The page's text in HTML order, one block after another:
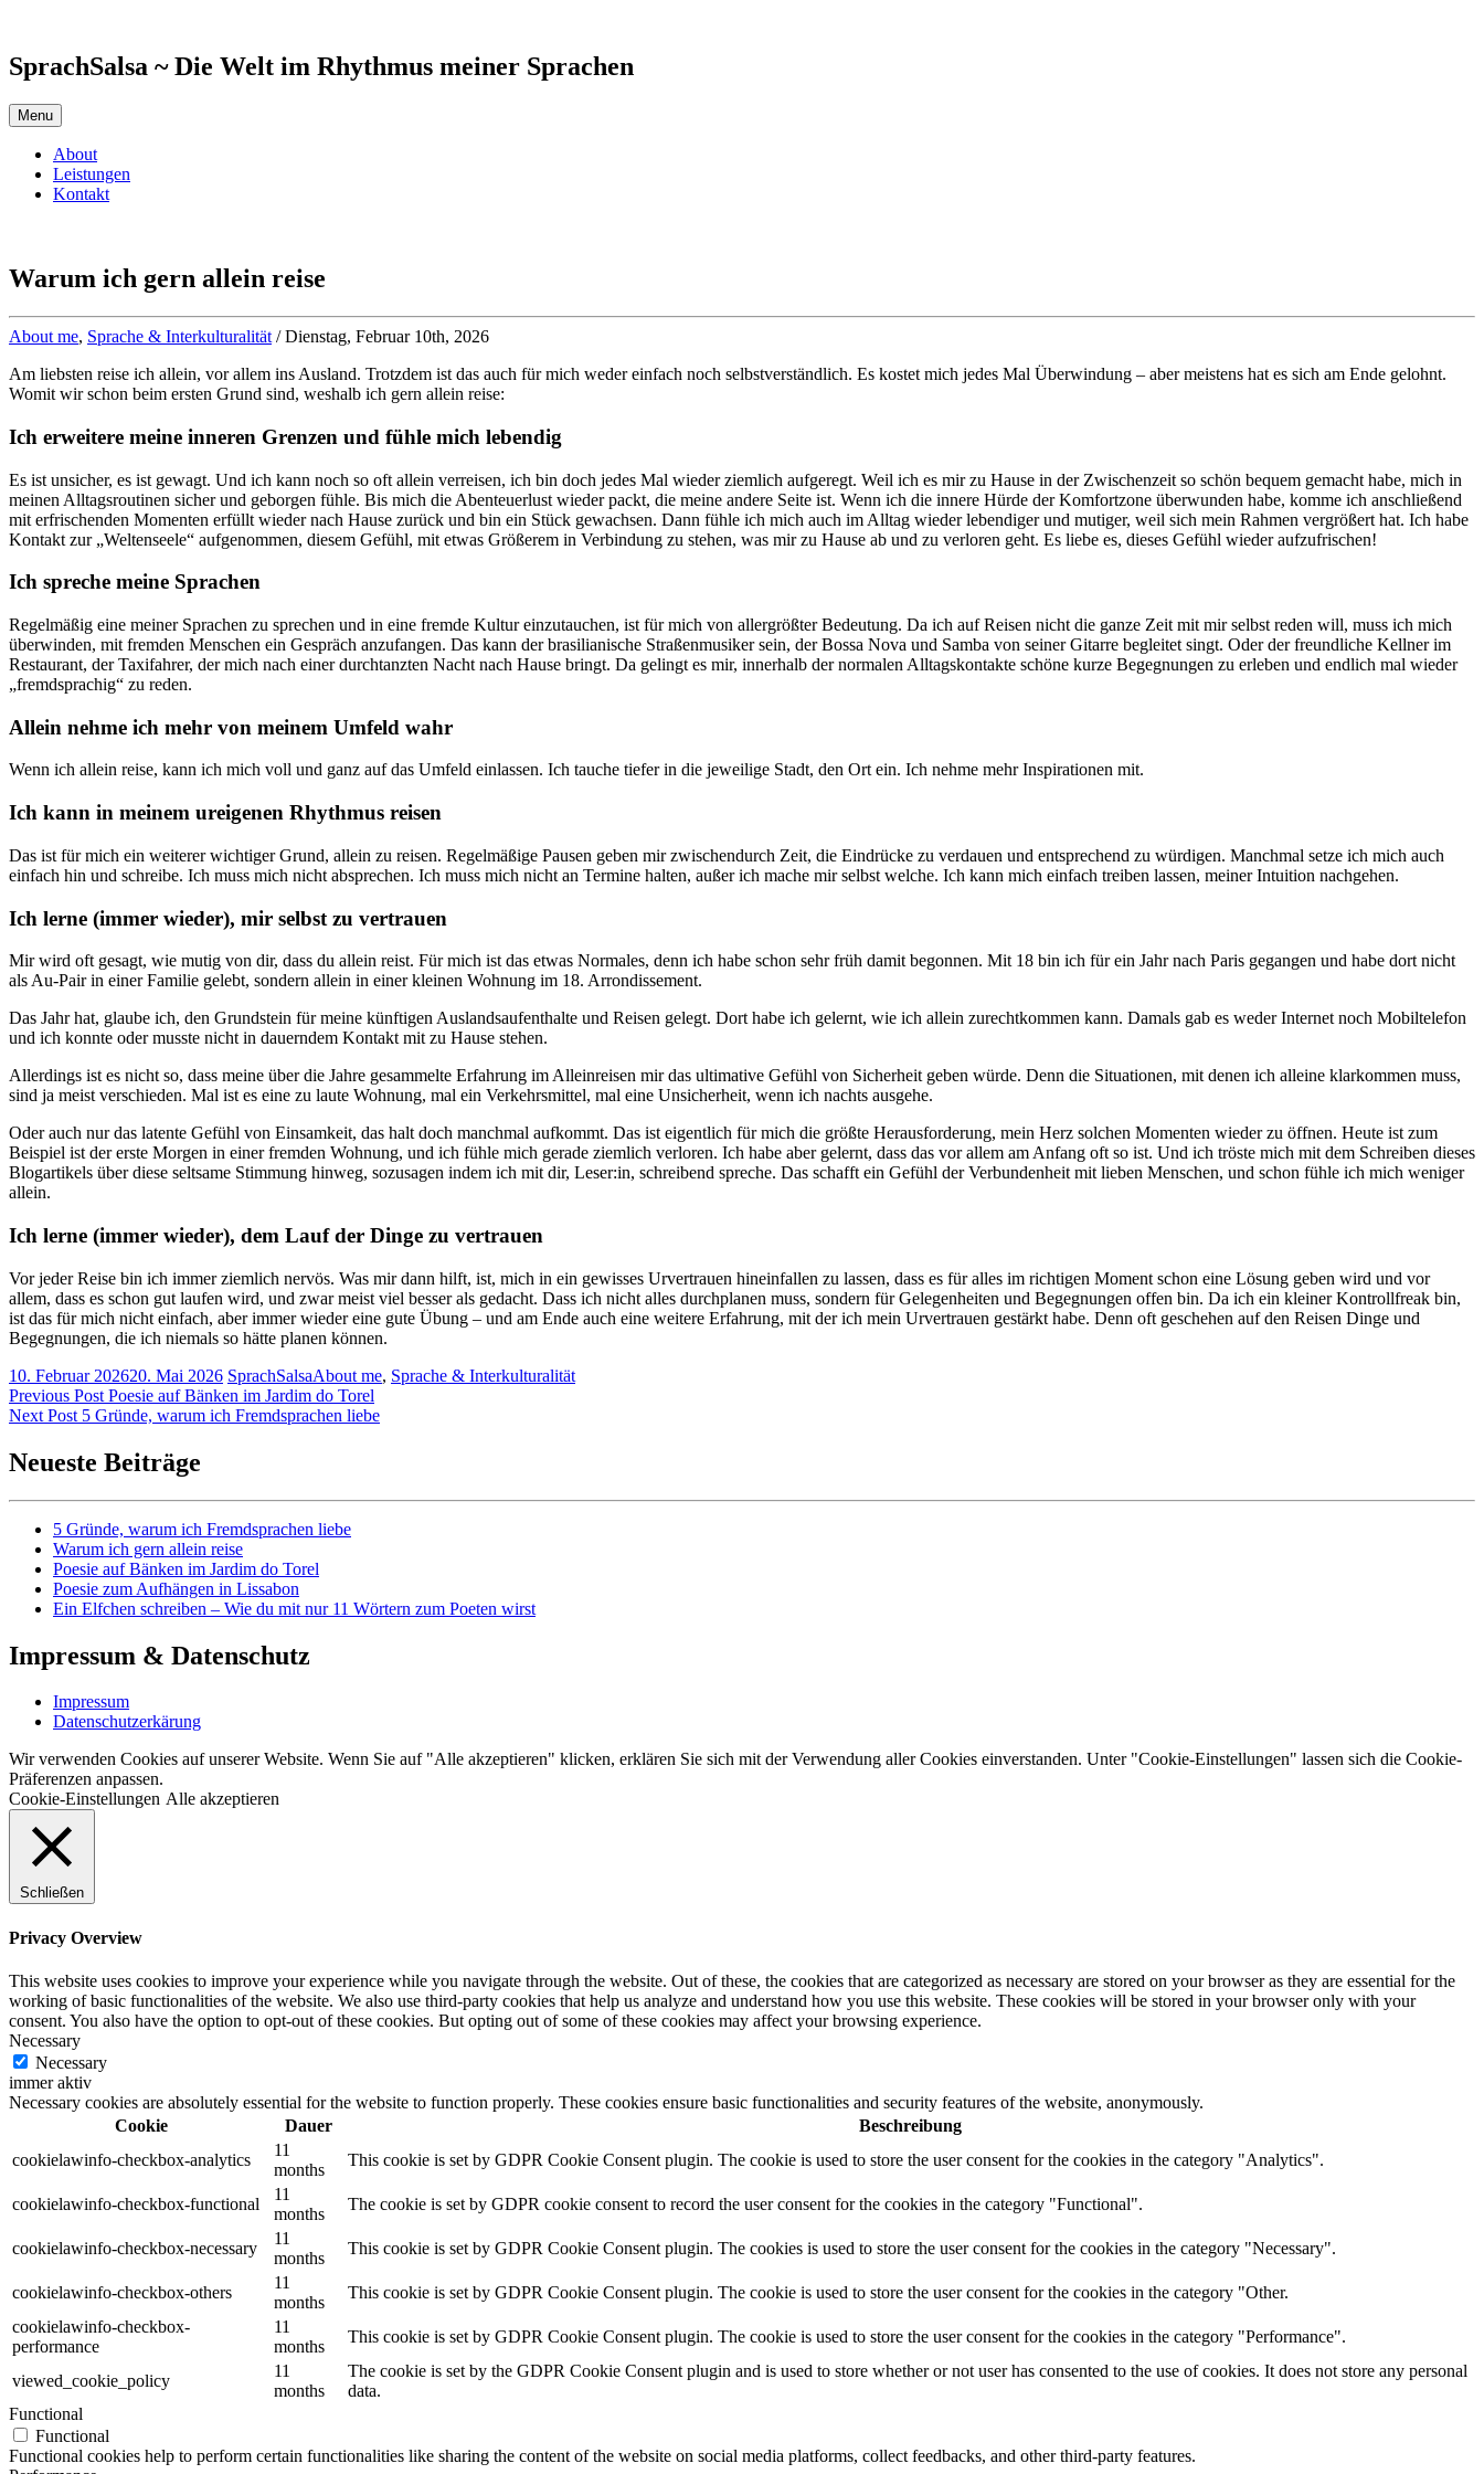
content
SprachSalsa ~ Die Welt im Rhythmus meiner Sprachen
Menu
About
Leistungen
Kontakt
Warum ich gern allein reise
About me, Sprache & Interkulturalität / Dienstag, Februar 10th, 2026
Am liebsten reise ich allein, vor allem ins Ausland. Trotzdem ist das auch für mich weder einfach noch selbstverständlich. Es kostet mich jedes Mal Überwindung – aber meistens hat es sich am Ende gelohnt.
Womit wir schon beim ersten Grund sind, weshalb ich gern allein reise:
Ich erweitere meine inneren Grenzen und fühle mich lebendig
Es ist unsicher, es ist gewagt. Und ich kann noch so oft allein verreisen, ich bin doch jedes Mal wieder ziemlich aufgeregt. Weil ich es mir zu Hause in der Zwischenzeit so schön bequem gemacht habe, mich in
meinen Alltagsroutinen sicher und geborgen fühle. Bis mich die Abenteuerlust wieder packt, die meine andere Seite ist. Wenn ich die innere Hürde der Komfortzone überwunden habe, komme ich anschließend
mit erfrischenden Momenten erfüllt wieder nach Hause zurück und bin ein Stück gewachsen. Dann fühle ich mich auch im Alltag wieder lebendiger und mutiger, weil sich mein Rahmen vergrößert hat. Ich habe
Kontakt zur „Weltenseele“ aufgenommen, diesem Gefühl, mit etwas Größerem in Verbindung zu stehen, was mir zu Hause ab und zu verloren geht. Es liebe es, dieses Gefühl wieder aufzufrischen!
Ich spreche meine Sprachen
Regelmäßig eine meiner Sprachen zu sprechen und in eine fremde Kultur einzutauchen, ist für mich von allergrößter Bedeutung. Da ich auf Reisen nicht die ganze Zeit mit mir selbst reden will, muss ich mich
überwinden, mit fremden Menschen ein Gespräch anzufangen. Das kann der brasilianische Straßenmusiker sein, der Bossa Nova und Samba von seiner Gitarre begleitet singt. Oder der freundliche Kellner im
Restaurant, der Taxifahrer, der mich nach einer durchtanzten Nacht nach Hause bringt. Da gelingt es mir, innerhalb der normalen Alltagskontakte schöne kurze Begegnungen zu erleben und endlich mal wieder
„fremdsprachig“ zu reden.
Allein nehme ich mehr von meinem Umfeld wahr
Wenn ich allein reise, kann ich mich voll und ganz auf das Umfeld einlassen. Ich tauche tiefer in die jeweilige Stadt, den Ort ein. Ich nehme mehr Inspirationen mit.
Ich kann in meinem ureigenen Rhythmus reisen
Das ist für mich ein weiterer wichtiger Grund, allein zu reisen. Regelmäßige Pausen geben mir zwischendurch Zeit, die Eindrücke zu verdauen und entsprechend zu würdigen. Manchmal setze ich mich auch
einfach hin und schreibe. Ich muss mich nicht absprechen. Ich muss mich nicht an Termine halten, außer ich mache mir selbst welche. Ich kann mich einfach treiben lassen, meiner Intuition nachgehen.
Ich lerne (immer wieder), mir selbst zu vertrauen
Mir wird oft gesagt, wie mutig von dir, dass du allein reist. Für mich ist das etwas Normales, denn ich habe schon sehr früh damit begonnen. Mit 18 bin ich für ein Jahr nach Paris gegangen und habe dort nicht
als Au-Pair in einer Familie gelebt, sondern allein in einer kleinen Wohnung im 18. Arrondissement.
Das Jahr hat, glaube ich, den Grundstein für meine künftigen Auslandsaufenthalte und Reisen gelegt. Dort habe ich gelernt, wie ich allein zurechtkommen kann. Damals gab es weder Internet noch Mobiltelefon
und ich konnte oder musste nicht in dauerndem Kontakt mit zu Hause stehen.
Allerdings ist es nicht so, dass meine über die Jahre gesammelte Erfahrung im Alleinreisen mir das ultimative Gefühl von Sicherheit geben würde. Denn die Situationen, mit denen ich alleine klarkommen muss,
sind ja meist verschieden. Mal ist es eine zu laute Wohnung, mal ein Verkehrsmittel, mal eine Unsicherheit, wenn ich nachts ausgehe.
Oder auch nur das latente Gefühl von Einsamkeit, das halt doch manchmal aufkommt. Das ist eigentlich für mich die größte Herausforderung, mein Herz solchen Momenten wieder zu öffnen. Heute ist zum
Beispiel ist der erste Morgen in einer fremden Wohnung, und ich fühle mich gerade ziemlich verloren. Ich habe aber gelernt, dass das vor allem am Anfang oft so ist. Und ich tröste mich mit dem Schreiben dieses
Blogartikels über diese seltsame Stimmung hinweg, sozusagen indem ich mit dir, Leser:in, schreibend spreche. Das schafft ein Gefühl der Verbundenheit mit lieben Menschen, und schon fühle ich mich weniger
allein.
Ich lerne (immer wieder), dem Lauf der Dinge zu vertrauen
Vor jeder Reise bin ich immer ziemlich nervös. Was mir dann hilft, ist, mich in ein gewisses Urvertrauen hineinfallen zu lassen, dass es für alles im richtigen Moment schon eine Lösung geben wird und vor
allem, dass es schon gut laufen wird, und zwar meist viel besser als gedacht. Dass ich nicht alles durchplanen muss, sondern für Gelegenheiten und Begegnungen offen bin. Da ich ein kleiner Kontrollfreak bin,
ist das für mich nicht einfach, aber immer wieder eine gute Übung – und am Ende auch eine weitere Erfahrung, mit der ich mein Urvertrauen gestärkt habe. Denn oft geschehen auf den Reisen Dinge und
Begegnungen, die ich niemals so hätte planen können.
10. Februar 202620. Mai 2026 SprachSalsaAbout me, Sprache & Interkulturalität
Beitragsnavigation
Previous Post Poesie auf Bänken im Jardim do Torel
Next Post 5 Gründe, warum ich Fremdsprachen liebe
Neueste Beiträge
5 Gründe, warum ich Fremdsprachen liebe
Warum ich gern allein reise
Poesie auf Bänken im Jardim do Torel
Poesie zum Aufhängen in Lissabon
Ein Elfchen schreiben – Wie du mit nur 11 Wörtern zum Poeten wirst
Impressum & Datenschutz
Impressum
Datenschutzerkärung
Wir verwenden Cookies auf unserer Website. Wenn Sie auf "Alle akzeptieren" klicken, erklären Sie sich mit der Verwendung aller Cookies einverstanden. Unter "Cookie-Einstellungen" lassen sich die Cookie-
Präferenzen anpassen.
Cookie-Einstellungen Alle akzeptieren
Schließen
Privacy Overview
This website uses cookies to improve your experience while you navigate through the website. Out of these, the cookies that are categorized as necessary are stored on your browser as they are essential for the
working of basic functionalities of the website. We also use third-party cookies that help us analyze and understand how you use this website. These cookies will be stored in your browser only with your
consent. You also have the option to opt-out of these cookies. But opting out of some of these cookies may affect your browsing experience.
Necessary
Necessary
immer aktiv
Necessary cookies are absolutely essential for the website to function properly. These cookies ensure basic functionalities and security features of the website, anonymously.
Cookie
Dauer
Beschreibung
cookielawinfo-checkbox-analytics
11
months
This cookie is set by GDPR Cookie Consent plugin. The cookie is used to store the user consent for the cookies in the category "Analytics".
cookielawinfo-checkbox-functional
11
months
The cookie is set by GDPR cookie consent to record the user consent for the cookies in the category "Functional".
cookielawinfo-checkbox-necessary
11
months
This cookie is set by GDPR Cookie Consent plugin. The cookies is used to store the user consent for the cookies in the category "Necessary".
cookielawinfo-checkbox-others
11
months
This cookie is set by GDPR Cookie Consent plugin. The cookie is used to store the user consent for the cookies in the category "Other.
cookielawinfo-checkbox-
performance
11
months
This cookie is set by GDPR Cookie Consent plugin. The cookie is used to store the user consent for the cookies in the category "Performance".
viewed_cookie_policy
11
months
The cookie is set by the GDPR Cookie Consent plugin and is used to store whether or not user has consented to the use of cookies. It does not store any personal
data.
Functional
Functional
Functional cookies help to perform certain functionalities like sharing the content of the website on social media platforms, collect feedbacks, and other third-party features.